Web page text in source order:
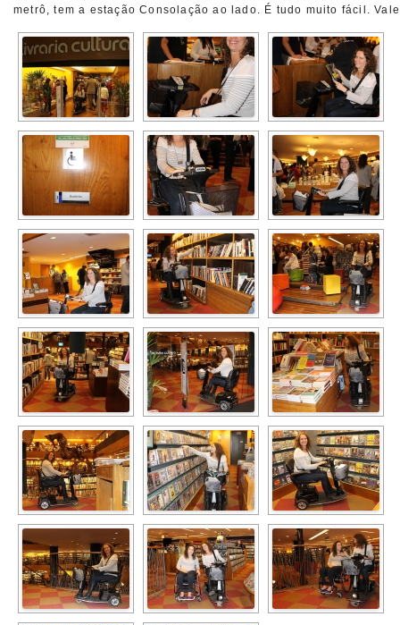
metrô, tem a estação Consolação ao lado. É tudo muito fácil.